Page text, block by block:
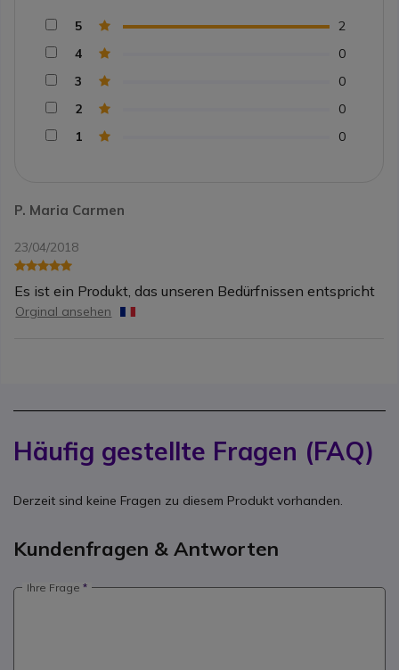
P. Maria Carmen
23/04/2018
Es ist ein Produkt, das unseren Bedürfnissen entspricht
Orginal ansehen
5
2
4
0
3
0
2
0
1
0
Häufig gestellte Fragen (FAQ)
Derzeit sind keine Fragen zu diesem Produkt vorhanden.
Kundenfragen & Antworten
Ihre Frage